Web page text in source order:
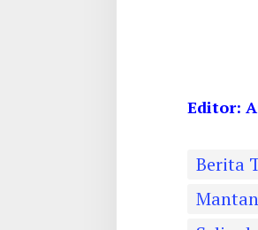
Editor:
Berita